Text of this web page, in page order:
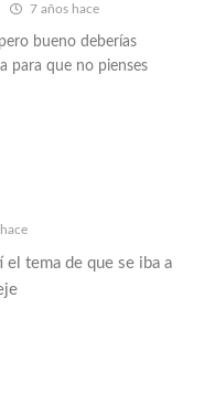
7 años hace
bueno deberías
para que no pienses
tema de que se iba a